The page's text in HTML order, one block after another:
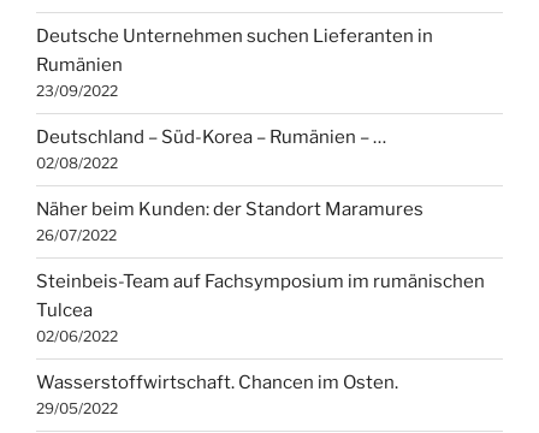
Deutsche Unternehmen suchen Lieferanten in
Rumänien
23/09/2022
Deutschland – Süd-Korea – Rumänien – …
02/08/2022
Näher beim Kunden: der Standort Maramures
26/07/2022
Steinbeis-Team auf Fachsymposium im rumänischen
Tulcea
02/06/2022
Wasserstoffwirtschaft. Chancen im Osten.
29/05/2022